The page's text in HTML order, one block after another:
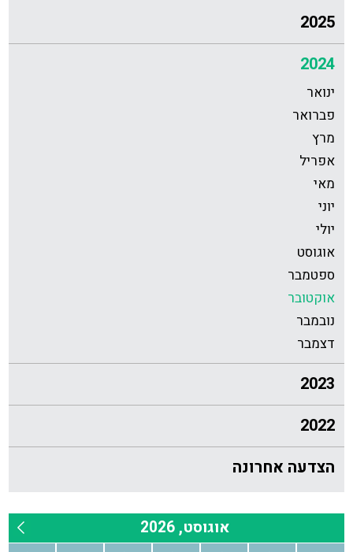
2025
2024
ינואר
פברואר
מרץ
אפריל
מאי
יוני
יולי
אוגוסט
ספטמבר
אוקטובר
נובמבר
דצמבר
2023
2022
הצדעה אחרונה